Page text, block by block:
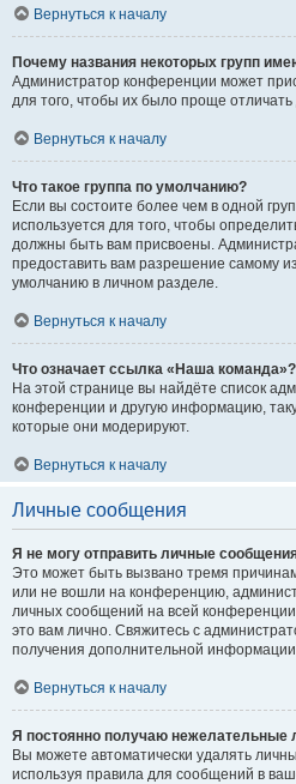
Вернуться к началу
Почему названия некоторых групп
Администратор конференции может
для того, чтобы их было проще отличать
Вернуться к началу
Что такое группа по умолчанию?
Если вы состоите более чем в одной
используется для того, чтобы
должны быть вам присвоены.
предоставить вам разрешение самому
умолчанию в личном разделе.
Вернуться к началу
Что означает ссылка «Наша команда»?
На этой странице вы найдёте список
конференции и другую информацию,
которые они модерируют.
Вернуться к началу
Личные сообщения
Я не могу отправить личные
Это может быть вызвано тремя
или не вошли на конференцию,
личных сообщений на всей
это вам лично. Свяжитесь с
получения дополнительной
Вернуться к началу
Я постоянно получаю нежелательные
Вы можете автоматически удалять
используя правила для сообщений в